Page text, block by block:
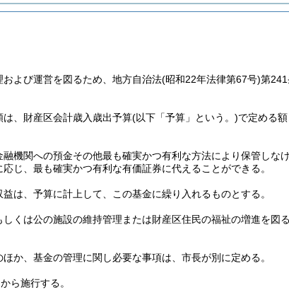
よび運営を図るため、地方自治法(昭和22年法律第67号)第241
、財産区会計歳入歳出予算(以下「予算」という。)で定める
機関への預金その他最も確実かつ有利な方法により保管しなけ
じ、最も確実かつ有利な有価証券に代えることができる。
は、予算に計上して、この基金に繰り入れるものとする。
くは公の施設の維持管理または財産区住民の福祉の増進を図
か、基金の管理に関し必要な事項は、市長が別に定める。
ら施行する。